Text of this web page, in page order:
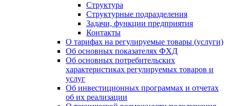
Структура
Структурные подразделения
Задачи, функции предприятия
Контакты
О тарифах на регулируемые товары (услуги)
Об основных показателях ФХД
Об основных потребительских
характеристиках регулируемых товаров и
услуг
Об инвестиционных программах и отчетах
об их реализации